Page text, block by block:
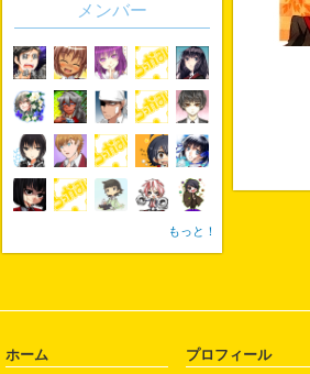
メンバー
もっと！
ホーム プロフィール